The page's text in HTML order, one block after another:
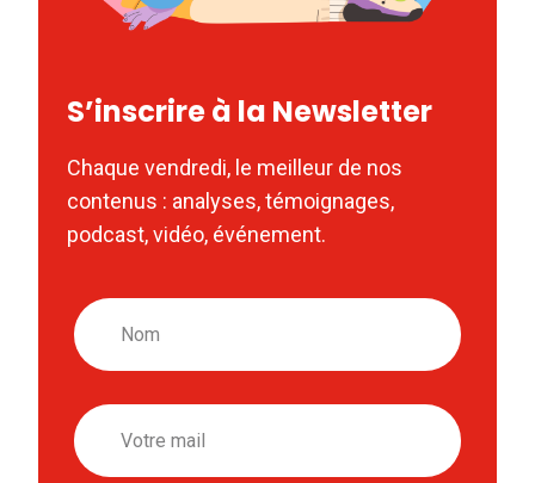
S’inscrire à la Newsletter
Chaque vendredi, le meilleur de nos
contenus : analyses, témoignages,
podcast, vidéo, événement.
Nom
Email